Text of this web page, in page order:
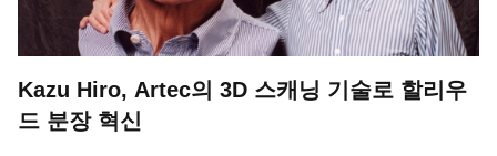
Kazu Hiro, Artec의 3D 스캐닝 기술로 할리우
드 분장 혁신